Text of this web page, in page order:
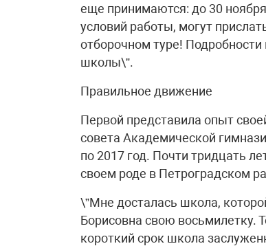
еще принимаются: до 30
условий работы, могут
отборочном туре!
школы\”.
Правильное движение
Первой представила опыт
совета Академической
по 2017 год. Почти тридцать
своем роде в Петроградском
\”Мне досталась школа,
Борисовна свою восьмилетку.
короткий срок школа